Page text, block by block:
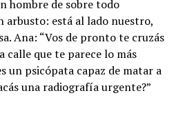
hombre de sobre todo
arbusto: está al lado nuestro,
Ana: “Vos de pronto te cruzás
calle que te parece lo más
un psicópata capaz de matar a
una radiografía urgente?”